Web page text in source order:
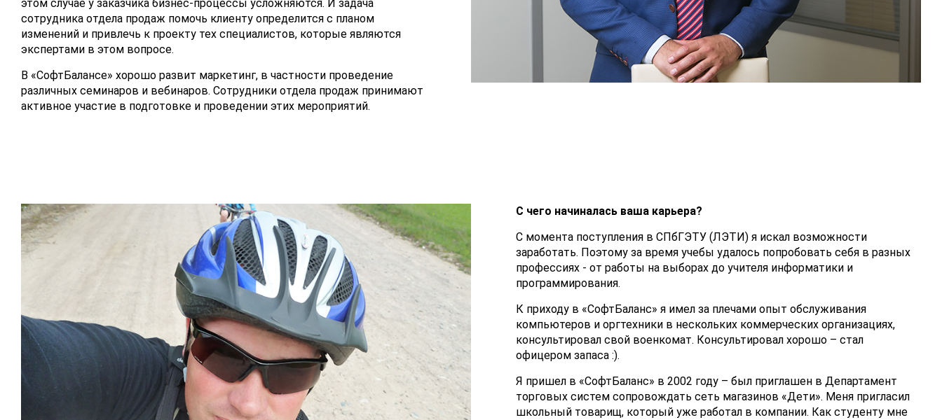
этом случае у заказчика бизнес-процессы усложняются. И задача
сотрудника отдела продаж помочь клиенту определится с планом
изменений и привлечь к проекту тех специалистов, которые являются
экспертами в этом вопросе.
В «СофтБалансе» хорошо развит маркетинг, в частности проведение
различных семинаров и вебинаров. Сотрудники отдела продаж принимают
активное участие в подготовке и проведении этих мероприятий.
С чего начиналась ваша карьера?
С момента поступления в СПбГЭТУ (ЛЭТИ) я искал возможности
заработать. Поэтому за время учебы удалось попробовать себя в разных
профессиях - от работы на выборах до учителя информатики и
программирования.
К приходу в «СофтБаланс» я имел за плечами опыт обслуживания
компьютеров и оргтехники в нескольких коммерческих организациях,
консультировал свой военкомат. Консультировал хорошо – стал
офицером запаса :).
Я пришел в «СофтБаланс» в 2002 году – был приглашен в Департамент
торговых систем сопровождать сеть магазинов «Дети». Меня пригласил
школьный товарищ, который уже работал в компании. Как студенту мне